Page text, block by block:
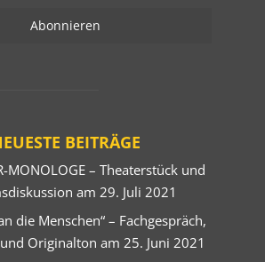
BEITRÄGE
MONOLOGE – Theaterstück und
am 29. Juli 2021
die Menschen“ – Fachgespräch,
Originalton am 25. Juni 2021